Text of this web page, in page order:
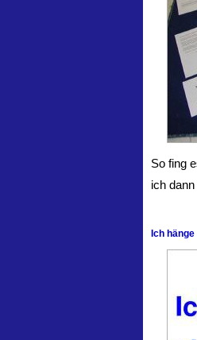
So fing
ich
Ich